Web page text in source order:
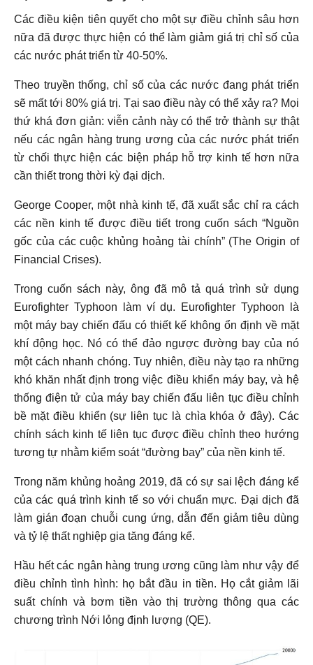
Các điều kiện tiên quyết cho một sự điều chỉnh sâu hơn
nữa đã được thực hiện có thể làm giảm giá trị chỉ số của
các nước phát triển từ 40-50%.
Theo truyền thống, chỉ số của các nước đang phát triển
sẽ mất tới 80% giá trị. Tại sao điều này có thể xảy ra? Mọi
thứ khá đơn giản: viễn cảnh này có thể trở thành sự thật
nếu các ngân hàng trung ương của các nước phát triển
từ chối thực hiện các biện pháp hỗ trợ kinh tế hơn nữa
cần thiết trong thời kỳ đại dịch.
George Cooper, một nhà kinh tế, đã xuất sắc chỉ ra cách
các nền kinh tế được điều tiết trong cuốn sách “Nguồn
gốc của các cuộc khủng hoảng tài chính” (The Origin of
Financial Crises).
Trong cuốn sách này, ông đã mô tả quá trình sử dụng
Eurofighter Typhoon làm ví dụ. Eurofighter Typhoon là
một máy bay chiến đấu có thiết kế không ổn định về mặt
khí động học. Nó có thể đảo ngược đường bay của nó
một cách nhanh chóng. Tuy nhiên, điều này tạo ra những
khó khăn nhất định trong việc điều khiển máy bay, và hệ
thống điện tử của máy bay chiến đấu liên tục điều chỉnh
bề mặt điều khiển (sự liên tục là chìa khóa ở đây). Các
chính sách kinh tế liên tục được điều chỉnh theo hướng
tương tự nhằm kiểm soát “đường bay” của nền kinh tế.
Trong năm khủng hoảng 2019, đã có sự sai lệch đáng kể
của các quá trình kinh tế so với chuẩn mực. Đại dịch đã
làm gián đoạn chuỗi cung ứng, dẫn đến giảm tiêu dùng
và tỷ lệ thất nghiệp gia tăng đáng kể.
Hầu hết các ngân hàng trung ương cũng làm như vậy để
điều chỉnh tình hình: họ bắt đầu in tiền. Họ cắt giảm lãi
suất chính và bơm tiền vào thị trường thông qua các
chương trình Nới lỏng định lượng (QE).